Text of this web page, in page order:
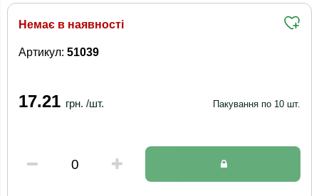
Немає в наявності
Артикул: 51039
17.21 грн. /шт. Пакування по 10 шт.